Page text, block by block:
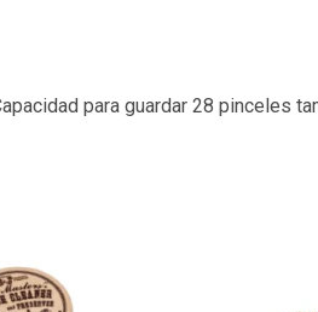
para guardar 28 pinceles